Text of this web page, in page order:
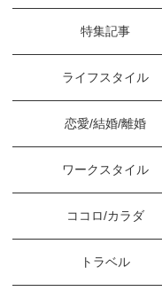
特集記事
ライフスタイル
恋愛/結婚/離婚
ワークスタイル
ココロ/カラダ
トラベル